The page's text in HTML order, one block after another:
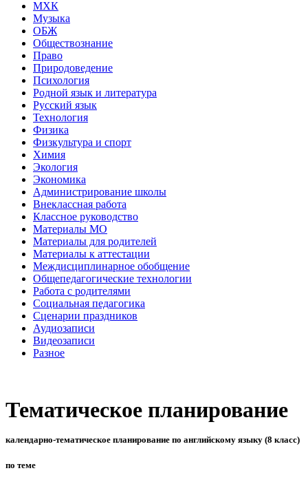
МХК
Музыка
ОБЖ
Обществознание
Право
Природоведение
Психология
Родной язык и литература
Русский язык
Технология
Физика
Физкультура и спорт
Химия
Экология
Экономика
Администрирование школы
Внеклассная работа
Классное руководство
Материалы МО
Материалы для родителей
Материалы к аттестации
Междисциплинарное обобщение
Общепедагогические технологии
Работа с родителями
Социальная педагогика
Сценарии праздников
Аудиозаписи
Видеозаписи
Разное
Тематическое планирование
календарно-тематическое планирование по английскому языку (8 класс)
по теме